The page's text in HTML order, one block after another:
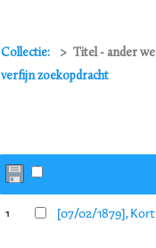
Collectie:
Titel - ander
verfijn zoekopdracht
1 [07/02/1879],